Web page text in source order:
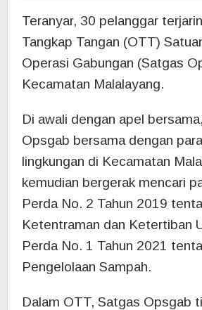
Teranyar, 30 pelanggar
Tangkap Tangan (OTT)
Operasi Gabungan (Satgas
Kecamatan Malalayang.
Di awali dengan apel
Opsgab bersama dengan
lingkungan di Kecamatan
kemudian bergerak mencari
Perda No. 2 Tahun 2019
Ketentraman dan Ketertiban
Perda No. 1 Tahun 2021
Pengelolaan Sampah.
Dalam OTT, Satgas Opsgab